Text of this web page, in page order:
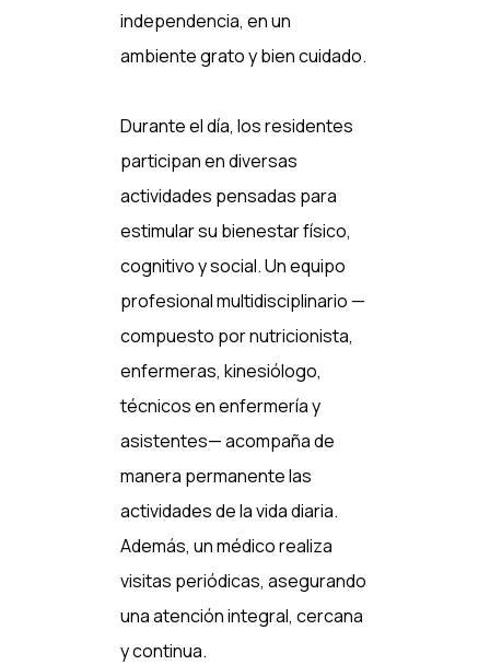
independencia, en un
ambiente grato y bien cuidado.
Durante el día, los residentes
participan en diversas
actividades pensadas para
estimular su bienestar físico,
cognitivo y social. Un equipo
profesional multidisciplinario —
compuesto por nutricionista,
enfermeras, kinesiólogo,
técnicos en enfermería y
asistentes— acompaña de
manera permanente las
actividades de la vida diaria.
Además, un médico realiza
visitas periódicas, asegurando
una atención integral, cercana
y continua.